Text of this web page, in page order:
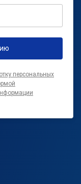
персональных